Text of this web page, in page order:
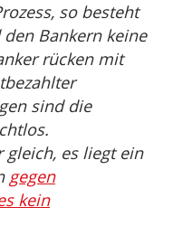
so besteht
Bankern keine
rücken mit
sind die
gleich, es liegt ein
gegen
kein